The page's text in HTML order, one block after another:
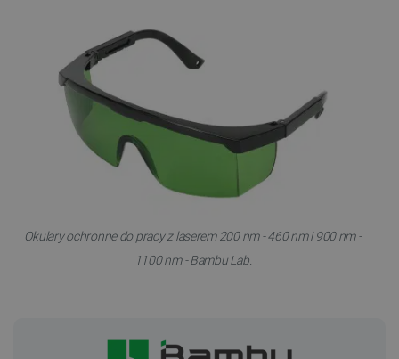
Okulary ochronne do pracy z laserem 200 nm - 460 nm i 900 nm -
1100 nm - Bambu Lab.